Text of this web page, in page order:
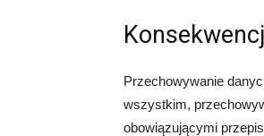
Przechowywanie
wszystkim,
obowiązującymi